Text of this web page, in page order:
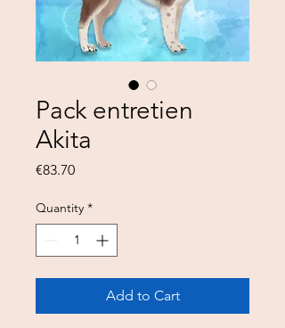
Pack entretien
Akita
€83.70Price
Quantity *
Add to Cart